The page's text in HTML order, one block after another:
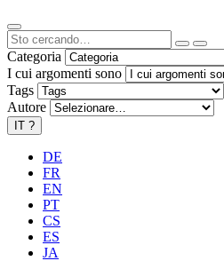
Categoria
I cui argomenti sono
Tags
Autore
IT ?
DE
FR
EN
PT
CS
ES
JA